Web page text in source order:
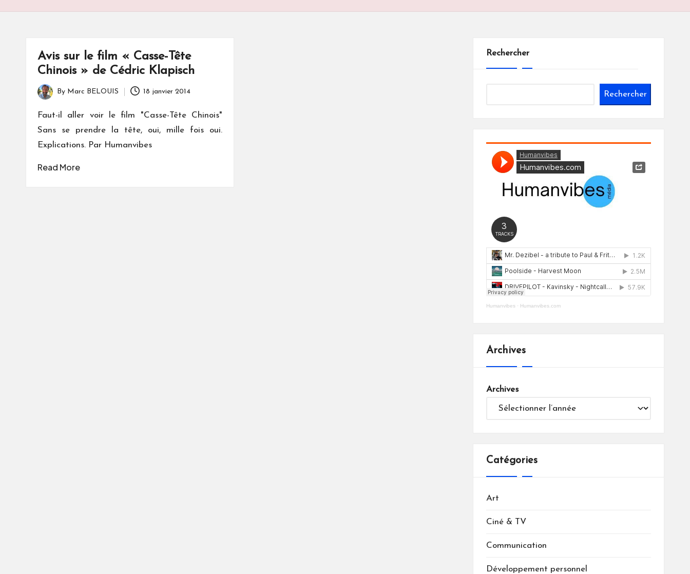
Avis sur le film « Casse-Tête
Chinois » de Cédric Klapisch
Posted
by
By Marc BELOUIS 18 janvier 2014
Faut-il aller voir le film "Casse-Tête Chinois"
Sans se prendre la tête, oui, mille fois oui.
Explications. Par Humanvibes
Read More
Rechercher
Rechercher
Humanvibes· Humanvibes.com
Archives
Archives
Catégories
Art
Ciné & TV
Communication
Développement personnel